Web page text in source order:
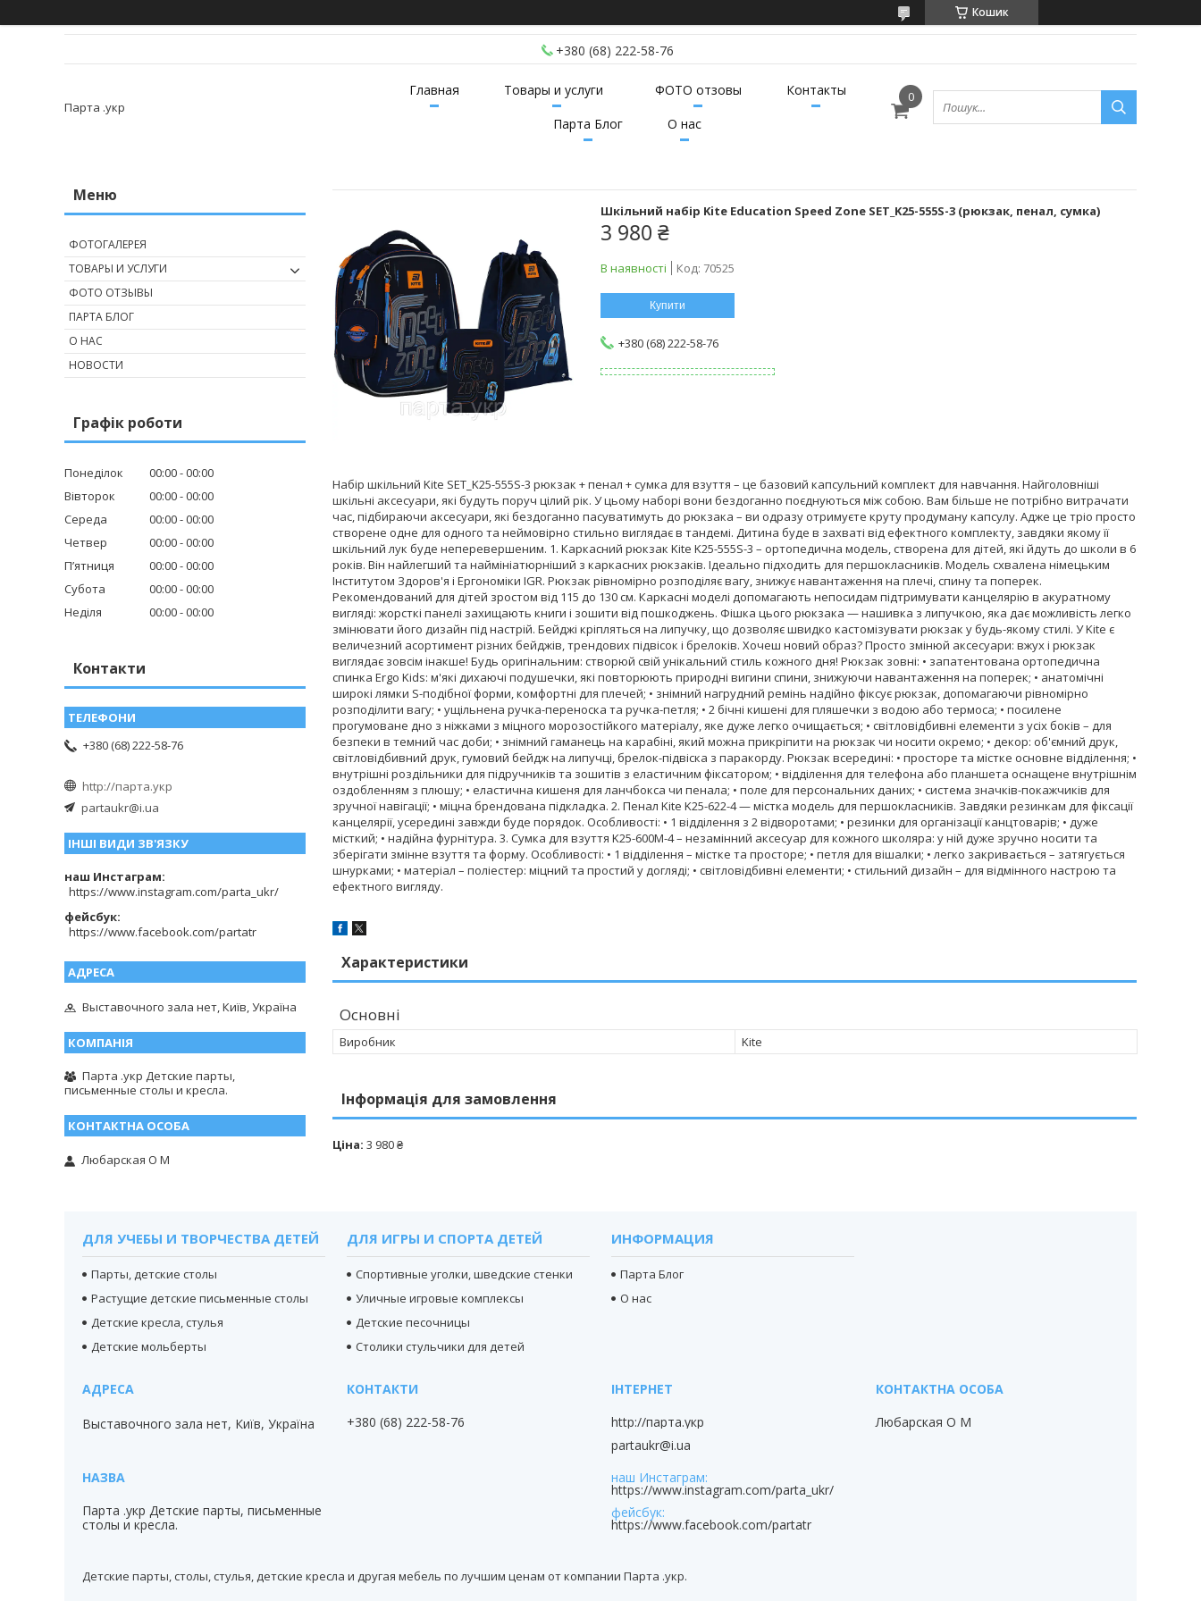
Кошик
+380 (68) 222-58-76
Парта .укр
Главная Товары и услуги ФОТО отзовы
Контакты
Парта Блог
О нас
Шкільний набір Kite Education Speed Zone SET_K25-555S-3 (рюкзак, пенал, сумка)
3 980 ₴
В наявності Код: 70525
Купити
+380 (68) 222-58-76
Набір шкільний Kite SET_K25-555S-3 рюкзак + пенал + сумка для взуття – це базовий капсульний комплект для навчання. Найголовніші
шкільні аксесуари, які будуть поруч цілий рік. У цьому наборі вони бездоганно поєднуються між собою. Вам більше не потрібно витрачати
час, підбираючи аксесуари, які бездоганно пасуватимуть до рюкзака – ви одразу отримуєте круту продуману капсулу. Адже це тріо просто
створене одне для одного та неймовірно стильно виглядає в тандемі. Дитина буде в захваті від ефектного комплекту, завдяки якому її
шкільний лук буде неперевершеним. 1. Каркасний рюкзак Kite K25-555S-3 – ортопедична модель, створена для дітей, які йдуть до школи в 6
років. Він найлегший та наймініатюрніший з каркасних рюкзаків. Ідеально підходить для першокласників. Модель схвалена німецьким
Інститутом Здоров'я і Ергономіки IGR. Рюкзак рівномірно розподіляє вагу, знижує навантаження на плечі, спину та поперек.
Рекомендований для дітей зростом від 115 до 130 см. Каркасні моделі допомагають непосидам підтримувати канцелярію в акуратному
вигляді: жорсткі панелі захищають книги і зошити від пошкоджень. Фішка цього рюкзака — нашивка з липучкою, яка дає можливість легко
змінювати його дизайн під настрій. Бейджі кріпляться на липучку, що дозволяє швидко кастомізувати рюкзак у будь-якому стилі. У Kite є
величезний асортимент різних бейджів, трендових підвісок і брелоків. Хочеш новий образ? Просто змінюй аксесуари: вжух і рюкзак
виглядає зовсім інакше! Будь оригінальним: створюй свій унікальний стиль кожного дня! Рюкзак зовні: • запатентована ортопедична
спинка Ergo Kids: м'які дихаючі подушечки, які повторюють природні вигини спини, знижуючи навантаження на поперек; • анатомічні
широкі лямки S-подібної форми, комфортні для плечей; • знімний нагрудний ремінь надійно фіксує рюкзак, допомагаючи рівномірно
розподілити вагу; • ущільнена ручка-переноска та ручка-петля; • 2 бічні кишені для пляшечки з водою або термоса; • посилене
прогумоване дно з ніжками з міцного морозостійкого матеріалу, яке дуже легко очищається; • світловідбивні елементи з усіх боків – для
безпеки в темний час доби; • знімний гаманець на карабіні, який можна прикріпити на рюкзак чи носити окремо; • декор: об'ємний друк,
світловідбивний друк, гумовий бейдж на липучці, брелок-підвіска з паракорду. Рюкзак всередині: • просторе та містке основне відділення; •
внутрішні роздільники для підручників та зошитів з еластичним фіксатором; • відділення для телефона або планшета оснащене внутрішнім
оздобленням з плюшу; • еластична кишеня для ланчбокса чи пенала; • поле для персональних даних; • система значків-покажчиків для
зручної навігації; • міцна брендована підкладка. 2. Пенал Kite K25-622-4 — містка модель для першокласників. Завдяки резинкам для фіксації
канцелярії, усередині завжди буде порядок. Особливості: • 1 відділення з 2 відворотами; • резинки для організації канцтоварів; • дуже
місткий; • надійна фурнітура. 3. Сумка для взуття K25-600M-4 – незамінний аксесуар для кожного школяра: у ній дуже зручно носити та
зберігати змінне взуття та форму. Особливості: • 1 відділення – містке та просторе; • петля для вішалки; • легко закривається – затягується
шнурками; • матеріал – поліестер: міцний та простий у догляді; • світловідбивні елементи; • стильний дизайн – для відмінного настрою та
ефектного вигляду.
Характеристики
Основні
Виробник Kite
Інформація для замовлення
Ціна: 3 980 ₴
ФОТОГАЛЕРЕЯ
ТОВАРЫ И УСЛУГИ
ФОТО ОТЗЫВЫ
ПАРТА БЛОГ
О НАС
НОВОСТИ
Графік роботи
Понеділок 00:00 00:00
Вівторок
00:00 00:00
Середа
00:00 00:00
Четвер
00:00 00:00
Пʼятниця
00:00 00:00
Субота
00:00 00:00
Неділя
00:00 00:00
Контакти
+380 (68) 222-58-76
http://парта.укр
partaukr@i.ua
ІНШІ ВИДИ ЗВ'ЯЗКУ
наш Инстаграм
https://www.instagram.com/parta_ukr/
фейсбук
https://www.facebook.com/partatr
Выставочного зала нет, Київ, Україна
Парта .укр Детские парты,
письменные столы и кресла.
Любарская О М
ДЛЯ УЧЕБЫ И ТВОРЧЕСТВА ДЕТЕЙ
Парты, детские столы
Растущие детские письменные столы
Детские кресла, стулья
Детские мольберты
ДЛЯ ИГРЫ И СПОРТА ДЕТЕЙ
Спортивные уголки, шведские стенки
Уличные игровые комплексы
Детские песочницы
Столики стульчики для детей
ИНФОРМАЦИЯ
Парта Блог
О нас
Выставочного зала нет, Київ, Україна
Парта .укр Детские парты, письменные
столы и кресла.
+380 (68) 222-58-76
http://парта.укр
partaukr@i.ua
наш Инстаграм
https://www.instagram.com/parta_ukr/
фейсбук
https://www.facebook.com/partatr
Любарская О М
Детские парты, столы, стулья, детские кресла и другая мебель по лучшим ценам от компании Парта .укр.